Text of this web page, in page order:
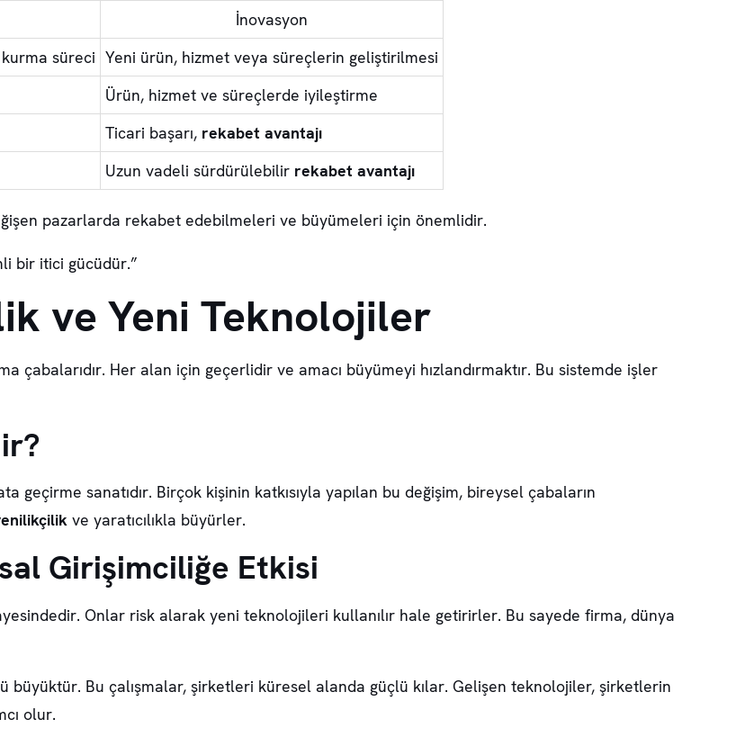
İnovasyon
süreci Yeni ürün, hizmet veya süreçlerin geliştirilmesi
Ürün, hizmet ve süreçlerde iyileştirme
Ticari başarı, rekabet avantajı
Uzun vadeli sürdürülebilir rekabet avantajı
pazarlarda rekabet edebilmeleri ve büyümeleri için önemlidir.
bir itici gücüdür.”
ve Yeni Teknolojiler
çabalarıdır. Her alan için geçerlidir ve amacı büyümeyi hızlandırmaktır. Bu sistemde işler
geçirme sanatıdır. Birçok kişinin katkısıyla yapılan bu değişim, bireysel çabaların
ve yaratıcılıkla büyürler.
Girişimciliğe Etkisi
Onlar risk alarak yeni teknolojileri kullanılır hale getirirler. Bu sayede firma, dünya
büyüktür. Bu çalışmalar, şirketleri küresel alanda güçlü kılar. Gelişen teknolojiler, şirketlerin
olur.